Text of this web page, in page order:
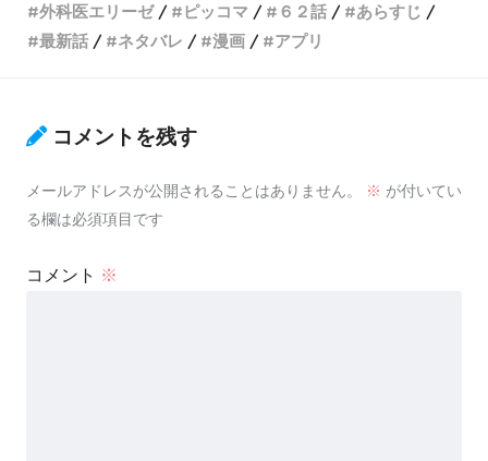
外科医エリーゼ
ピッコマ ６２話
あらすじ
最新話
ネタバレ 漫画 アプリ
コメントを残す
メールアドレスが公開されることはありません。 ※ が付いてい
る欄は必須項目です
コメント ※